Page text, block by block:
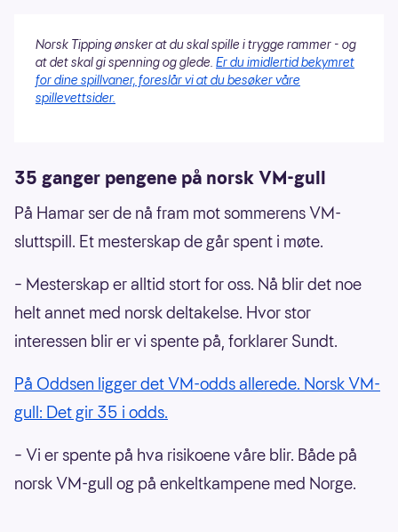
Norsk Tipping ønsker at du skal spille i trygge rammer - og
at det skal gi spenning og glede. Er du imidlertid bekymret
for dine spillvaner, foreslår vi at du besøker våre
spillevettsider.
35 ganger pengene på norsk VM-gull
På Hamar ser de nå fram mot sommerens VM-
sluttspill. Et mesterskap de går spent i møte.
– Mesterskap er alltid stort for oss. Nå blir det noe
helt annet med norsk deltakelse. Hvor stor
interessen blir er vi spente på, forklarer Sundt.
På Oddsen ligger det VM-odds allerede. Norsk VM-
gull: Det gir 35 i odds.
– Vi er spente på hva risikoene våre blir. Både på
norsk VM-gull og på enkeltkampene med Norge.